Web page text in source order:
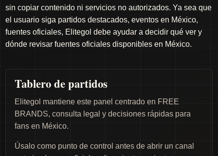
sin copiar contenido ni servicios no autorizados. Ya sea que
el usuario siga partidos destacados, eventos en México,
fuentes oficiales, Elitegol debe ayudar a decidir qué ver y
dónde revisar fuentes oficiales disponibles en México.
Tablero de partidos
Elitegol mantiene este panel centrado en FREE
BRANDS, consulta legal y decisiones rápidas para
fans en México.
Úsalo como punto de control antes de abrir un canal